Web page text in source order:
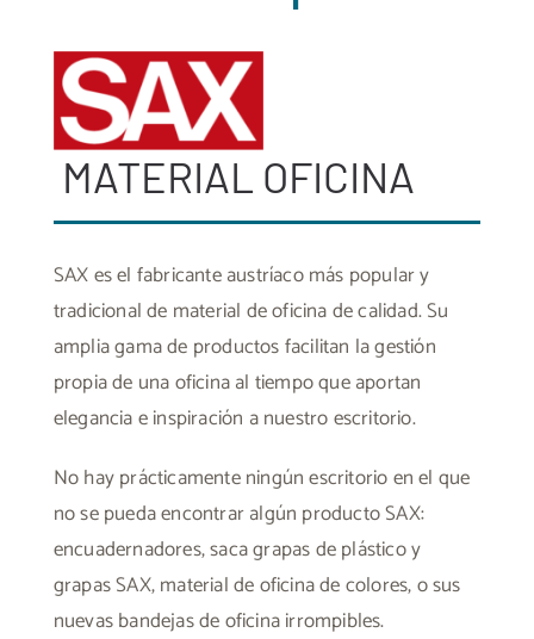
MATERIAL OFICINA
SAX es el fabricante austríaco más popular y
tradicional de material de oficina de calidad. Su
amplia gama de productos facilitan la gestión
propia de una oficina al tiempo que aportan
elegancia e inspiración a nuestro escritorio.
No hay prácticamente ningún escritorio en el que
no se pueda encontrar algún producto SAX:
encuadernadores,saca grapas de plásticoy
grapas SAX,material de oficina de colores, o sus
nuevasbandejas de oficina irrompibles.